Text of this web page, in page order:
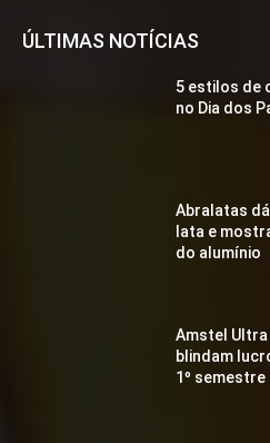
ÚLTIMAS NOTÍCIAS
5 estilos de
no Dia dos
Abralatas
lata e
do alumínio
Amstel Ultra
blindam
1º semestre